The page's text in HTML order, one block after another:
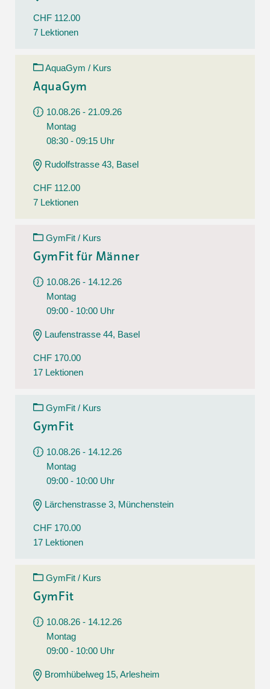
CHF 112.00
7 Lektionen
AquaGym / Kurs
AquaGym
10.08.26 - 21.09.26
Montag
08:30 - 09:15 Uhr
Rudolfstrasse 43, Basel
CHF 112.00
7 Lektionen
GymFit / Kurs
GymFit für Männer
10.08.26 - 14.12.26
Montag
09:00 - 10:00 Uhr
Laufenstrasse 44, Basel
CHF 170.00
17 Lektionen
GymFit / Kurs
GymFit
10.08.26 - 14.12.26
Montag
09:00 - 10:00 Uhr
Lärchenstrasse 3, Münchenstein
CHF 170.00
17 Lektionen
GymFit / Kurs
GymFit
10.08.26 - 14.12.26
Montag
09:00 - 10:00 Uhr
Bromhübelweg 15, Arlesheim